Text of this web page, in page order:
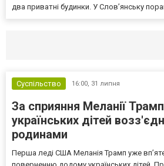
два приватні будинки. У Слов’янську
Суспільство 16:00, 31 липня
За сприяння Меланії
українських дітей
родинами
Перша леді США Меланія Трамп уже